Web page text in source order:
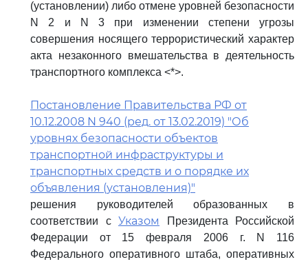
(установлении) либо отмене уровней безопасности
N 2 и N 3 при изменении степени угрозы
совершения носящего террористический характер
акта незаконного вмешательства в деятельность
транспортного комплекса <*>.
Постановление Правительства РФ от
10.12.2008 N 940 (ред. от 13.02.2019) "Об
уровнях безопасности объектов
транспортной инфраструктуры и
транспортных средств и о порядке их
объявления (установления)"
решения руководителей образованных в
соответствии с Указом
Президента Российской
Федерации от 15 февраля 2006 г. N 116
Федерального оперативного штаба, оперативных